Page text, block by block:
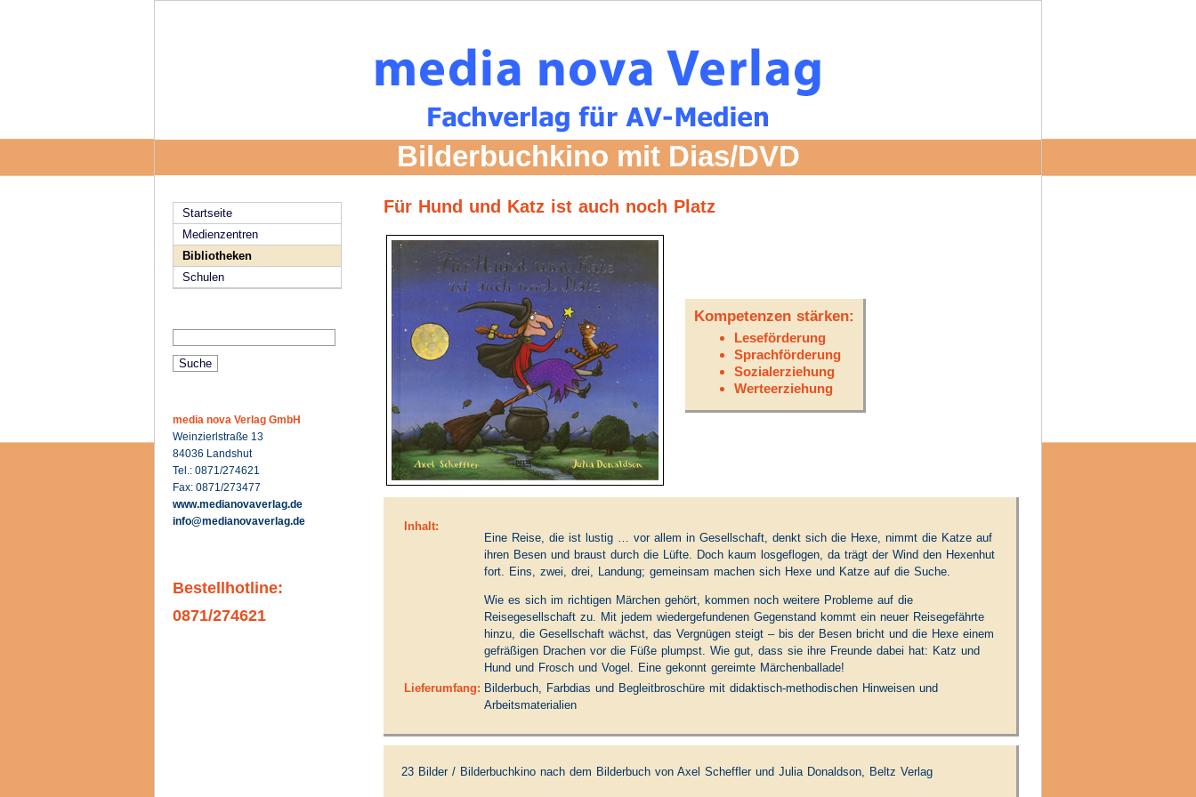
Bilderbuchkino mit Dias/DVD
Startseite
Medienzentren
Bibliotheken
Schulen
media nova Verlag GmbH
Weinzierlstraße 13
84036 Landshut
Tel.: 0871/274621
Fax: 0871/273477
www.medianovaverlag.de
info@medianovaverlag.de
Bestellhotline:
0871/274621
Für Hund und Katz ist auch noch Platz
Kompetenzen stärken:
Leseförderung
Sprachförderung
Sozialerziehung
Werteerziehung
Inhalt:
Eine Reise, die ist lustig … vor allem in Gesellschaft, denkt sich die Hexe, nimmt die Katze auf
ihren Besen und braust durch die Lüfte. Doch kaum losgeflogen, da trägt der Wind den Hexenhut
fort. Eins, zwei, drei, Landung; gemeinsam machen sich Hexe und Katze auf die Suche.
Wie es sich im richtigen Märchen gehört, kommen noch weitere Probleme auf die
Reisegesellschaft zu. Mit jedem wiedergefundenen Gegenstand kommt ein neuer Reisegefährte
hinzu, die Gesellschaft wächst, das Vergnügen steigt – bis der Besen bricht und die Hexe einem
gefräßigen Drachen vor die Füße plumpst. Wie gut, dass sie ihre Freunde dabei hat: Katz und
Hund und Frosch und Vogel. Eine gekonnt gereimte Märchenballade!
Lieferumfang: Bilderbuch, Farbdias und Begleitbroschüre mit didaktisch-methodischen Hinweisen und
Arbeitsmaterialien
23 Bilder / Bilderbuchkino nach dem Bilderbuch von Axel Scheffler und Julia Donaldson, Beltz Verlag